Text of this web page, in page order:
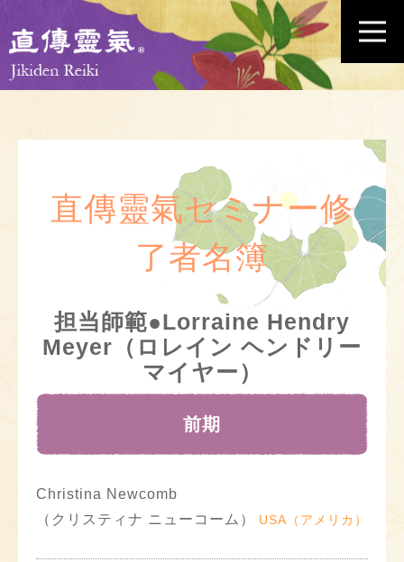
直傳靈氣セミナー修
了者名簿
担当師範●Lorraine Hendry
Meyer（ロレイン ヘンドリー
マイヤー）
前期
Christina Newcomb
（クリスティナ ニューコーム）
USA（アメリカ）